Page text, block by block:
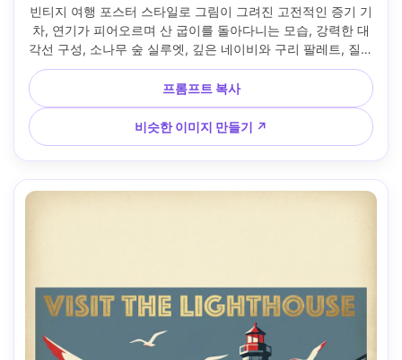
빈티지 여행 포스터 스타일로 그림이 그려진 고전적인 증기 기
차, 연기가 피어오르며 산 굽이를 돌아다니는 모습, 강력한 대
각선 구성, 소나무 숲 실루엣, 깊은 네이비와 구리 팔레트, 질감
이 있는 종이 그레인, 목적지 이름 플레이스홀더 상단에 굵은
글씨로, 하단에 보조 텍스트 리본, 깨끗한 여백, 인쇄 가능한 선
명한 라인워크, 85mm 렌즈, 얕은 피사계 심도, 부드러운 영화
조명 --ar 4:5
프롬프트 복사
비슷한 이미지 만들기 ↗